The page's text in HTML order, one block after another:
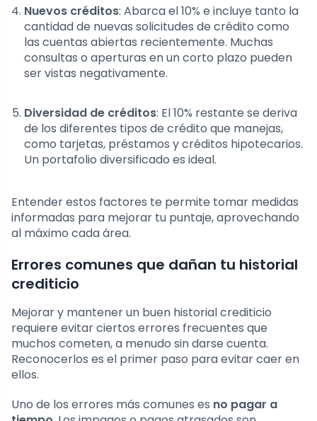
Nuevos créditos: Abarca el 10% e incluye tanto la
cantidad de nuevas solicitudes de crédito como
las cuentas abiertas recientemente. Muchas
consultas o aperturas en un corto plazo pueden
ser vistas negativamente.
Diversidad de créditos: El 10% restante se deriva
de los diferentes tipos de crédito que manejas,
como tarjetas, préstamos y créditos hipotecarios.
Un portafolio diversificado es ideal.
Entender estos factores te permite tomar medidas
informadas para mejorar tu puntaje, aprovechando
al máximo cada área.
Errores comunes que dañan tu historial
crediticio
Mejorar y mantener un buen historial crediticio
requiere evitar ciertos errores frecuentes que
muchos cometen, a menudo sin darse cuenta.
Reconocerlos es el primer paso para evitar caer en
ellos.
Uno de los errores más comunes es no pagar a